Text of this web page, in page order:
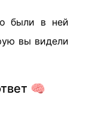
были в ней
вы видели
🧠